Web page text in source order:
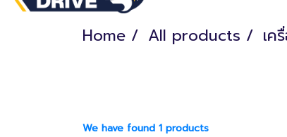
Home All products เค
We have found 1 products